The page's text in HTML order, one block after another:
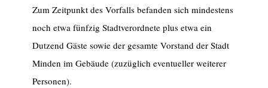
Zum Zeitpunkt des Vorfalls befanden sich mindestens
noch etwa fünfzig Stadtverordnete plus etwa ein
Dutzend Gäste sowie der gesamte Vorstand der Stadt
Minden im Gebäude (zuzüglich eventueller weiterer
Personen).